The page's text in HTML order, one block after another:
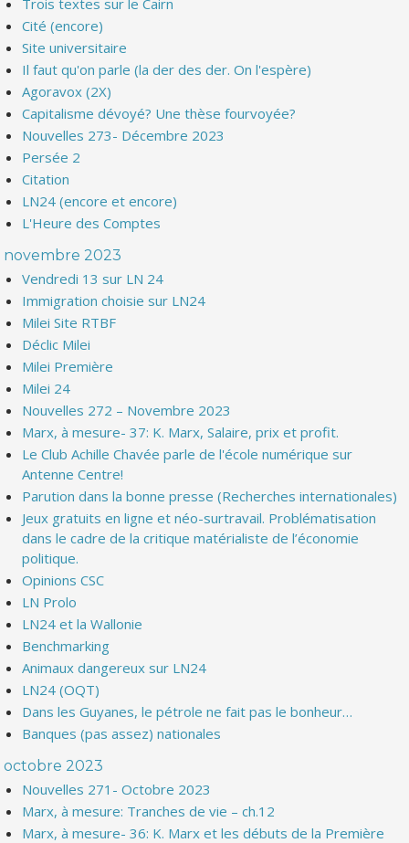
Trois textes sur le Cairn
Cité (encore)
Site universitaire
Il faut qu'on parle (la der des der. On l'espère)
Agoravox (2X)
Capitalisme dévoyé? Une thèse fourvoyée?
Nouvelles 273- Décembre 2023
Persée 2
Citation
LN24 (encore et encore)
L'Heure des Comptes
novembre 2023
Vendredi 13 sur LN 24
Immigration choisie sur LN24
Milei Site RTBF
Déclic Milei
Milei Première
Milei 24
Nouvelles 272 – Novembre 2023
Marx, à mesure- 37: K. Marx, Salaire, prix et profit.
Le Club Achille Chavée parle de l'école numérique sur
Antenne Centre!
Parution dans la bonne presse (Recherches internationales)
Jeux gratuits en ligne et néo-surtravail. Problématisation
dans le cadre de la critique matérialiste de l’économie
politique.
Opinions CSC
LN Prolo
LN24 et la Wallonie
Benchmarking
Animaux dangereux sur LN24
LN24 (OQT)
Dans les Guyanes, le pétrole ne fait pas le bonheur…
Banques (pas assez) nationales
octobre 2023
Nouvelles 271- Octobre 2023
Marx, à mesure: Tranches de vie – ch.12
Marx, à mesure- 36: K. Marx et les débuts de la Première